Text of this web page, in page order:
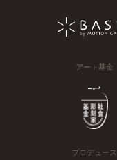
アート基金
プロデュース